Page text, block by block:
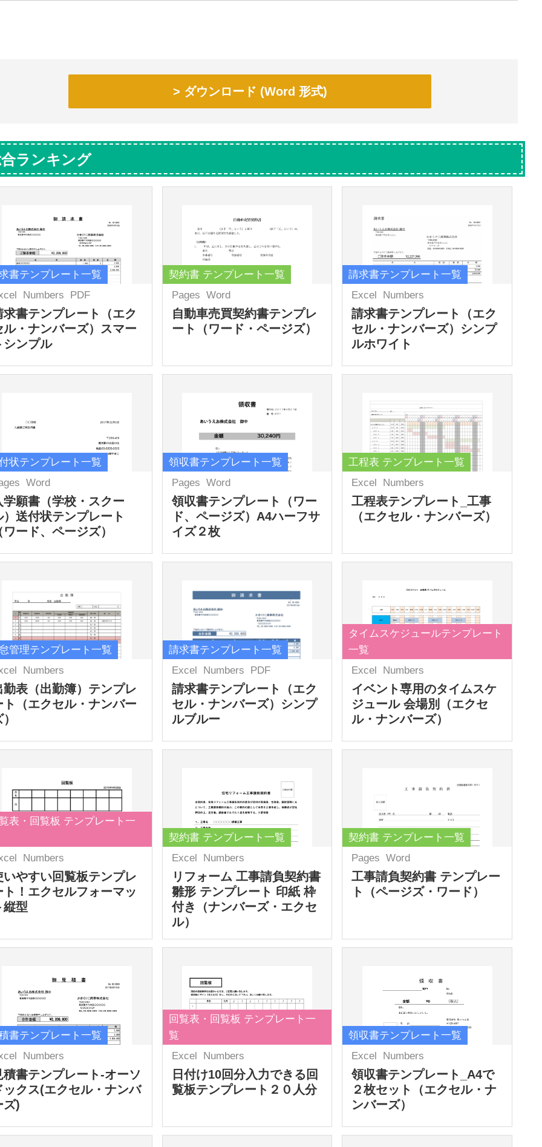
ダウンロード (Word 形式)
ランキング
書テンプレート一覧
Numbers PDF
求書テンプレート（エク
ル・ナンバーズ）スマー
シンプル
契約書 テンプレート一覧
Pages Word
自動車売買契約書テンプレ
ート（ワード・ページズ）
請求書テンプレート一覧
Excel
Numbers
請求書テンプレート（エク
セル・ナンバーズ）シンプ
ルホワイト
状テンプレート一覧
Word
学願書（学校・スクー
）送付状テンプレート
ワード、ページズ）
領収書テンプレート一覧
Pages Word
領収書テンプレート（ワー
ド、ページズ）A4ハーフサ
イズ２枚
工程表 テンプレート一覧
Excel
Numbers
工程表テンプレート_工事
（エクセル・ナンバーズ）
管理テンプレート一覧
Numbers
勤表（出勤簿）テンプレ
ト（エクセル・ナンバー
請求書テンプレート一覧
Excel
Numbers PDF
請求書テンプレート（エク
セル・ナンバーズ）シンプ
ルブルー
タイムスケジュールテンプレート
一覧
Excel
Numbers
イベント専用のタイムスケ
ジュール 会場別（エクセ
ル・ナンバーズ）
表・回覧板 テンプレート一
Numbers
いやすい回覧板テンプレ
ト！エクセルフォーマッ
縦型
契約書 テンプレート一覧
Excel
Numbers
リフォーム 工事請負契約書
雛形 テンプレート 印紙 枠
付き（ナンバーズ・エクセ
ル）
契約書 テンプレート一覧
Pages Word
工事請負契約書 テンプレー
ト（ページズ・ワード）
書テンプレート一覧
Numbers
積書テンプレート-オーソ
ックス(エクセル・ナンバ
ズ)
回覧表・回覧板 テンプレート一
覧
Excel
Numbers
日付け10回分入力できる回
覧板テンプレート２０人分
領収書テンプレート一覧
Excel
Numbers
領収書テンプレート_A4で
２枚セット（エクセル・ナ
ンバーズ）